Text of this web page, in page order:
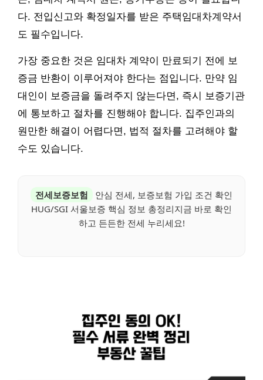
다. 전입신고와 확정일자를 받은 주택임대차계약서
도 필수입니다.
가장 중요한 것은 임대차 계약이 만료되기 전에 보
증금 반환이 이루어져야 한다는 점입니다. 만약 임
대인이 보증금을 돌려주지 않는다면, 즉시 보증기관
에 통보하고 절차를 진행해야 합니다. 집주인과의
원만한 해결이 어렵다면, 법적 절차를 고려해야 할
수도 있습니다.
전세보증보험
안심 전세, 보증보험 가입 조건 확인
HUG/SGI 서울보증 핵심 정보 총정리지금 바로 확인
하고 든든한 전세 누리세요!